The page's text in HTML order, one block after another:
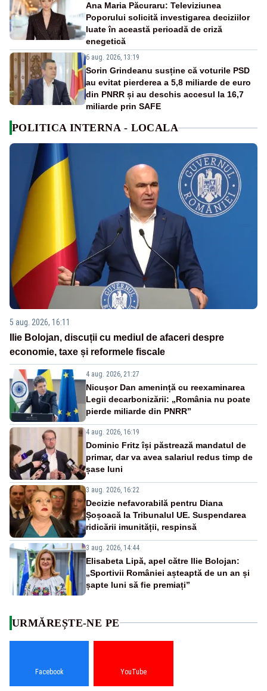
Ana Maria Păcuraru: Televiziunea
Poporului solicită investigarea deciziilor
luate în această perioadă de criză
enegetică
6 aug. 2026, 13:19
Sorin Grindeanu susține că voturile PSD
au evitat pierderea a 5,8 miliarde de euro
din PNRR și au deschis accesul la 16,7
miliarde prin SAFE
POLITICA INTERNA - LOCALA
5 aug. 2026, 16:11
Ilie Bolojan, discuții cu mediul de afaceri despre
economie, taxe și reformele fiscale
4 aug. 2026, 21:27
Nicușor Dan amenință cu reexaminarea
Legii decarbonizării: „România nu poate
pierde miliarde din PNRR”
4 aug. 2026, 16:19
Dominic Fritz își păstrează mandatul de
primar, dar va avea salariul redus timp de
șase luni
3 aug. 2026, 16:22
Decizie nefavorabilă pentru Diana
Șoșoacă la Tribunalul UE. Suspendarea
ridicării imunității, respinsă
3 aug. 2026, 14:44
Elisabeta Lipă, apel către Ilie Bolojan:
„Sportivii României așteaptă de un an și
șapte luni să fie premiați”
URMĂREȘTE-NE PE
Facebook YouTube